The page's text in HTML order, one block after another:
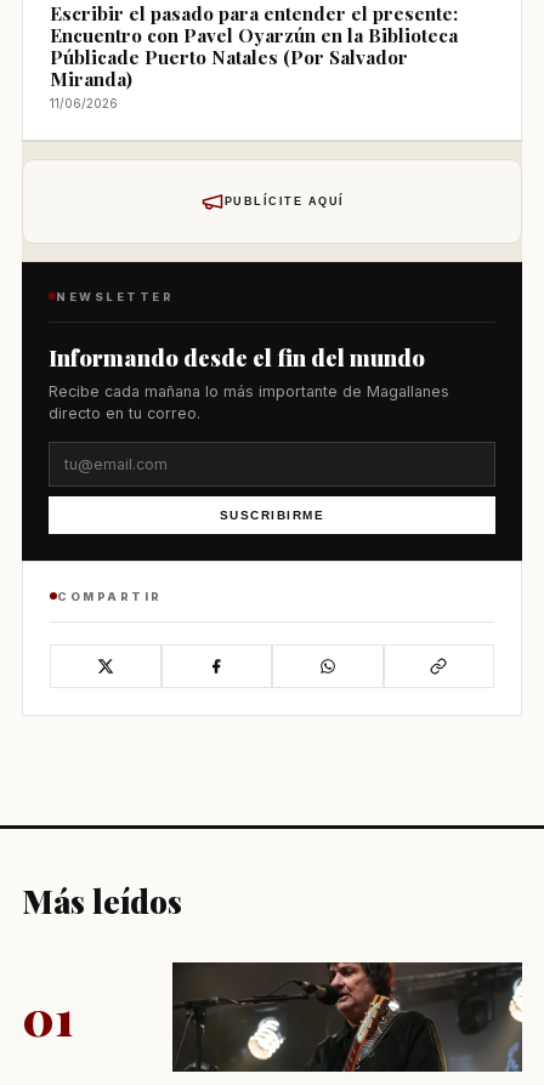
Escribir el pasado para entender el presente:
Encuentro con Pavel Oyarzún en la Biblioteca
Públicade Puerto Natales (Por Salvador
Miranda)
11/06/2026
PUBLÍCITE AQUÍ
NEWSLETTER
Informando desde el fin del mundo
Recibe cada mañana lo más importante de Magallanes
directo en tu correo.
SUSCRIBIRME
COMPARTIR
Más leídos
01